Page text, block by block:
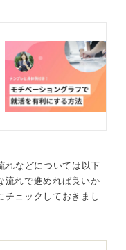
れなどについては以下
流れで進めれば良いか
チェックしておきまし